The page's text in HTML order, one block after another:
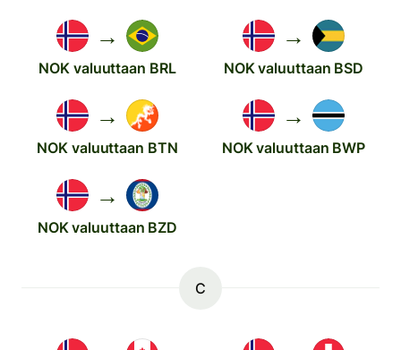
→
NOK valuuttaan BRL
→
NOK valuuttaan BSD
→
NOK valuuttaan BTN
→
NOK valuuttaan BWP
→
NOK valuuttaan BZD
C